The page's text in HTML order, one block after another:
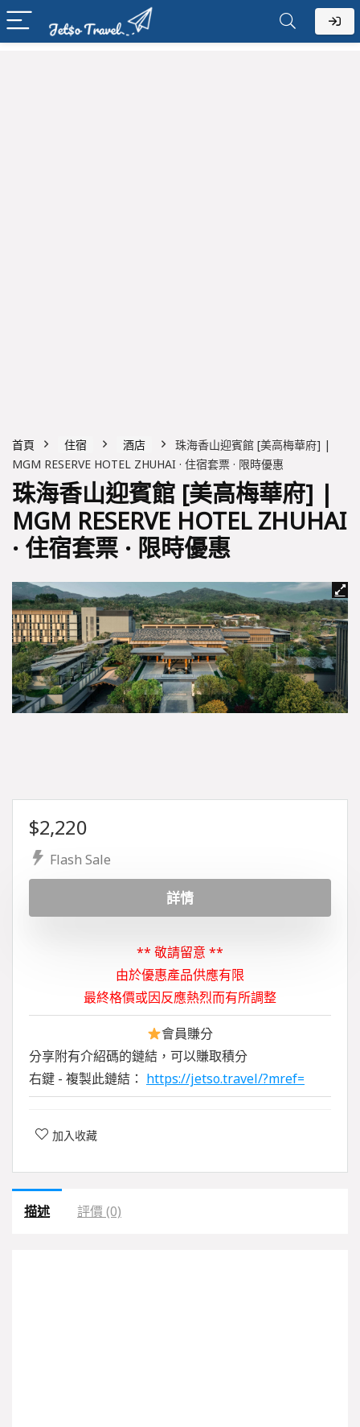
首頁 住宿 酒店
珠海香山迎賓館 [美高梅華府] |
MGM RESERVE HOTEL ZHUHAI · 住宿套票 · 限時優惠
珠海香山迎賓館 [美高梅華府] |
MGM RESERVE HOTEL ZHUHAI
· 住宿套票 · 限時優惠
$2,220
Flash Sale
詳情
** 敬請留意 **
由於優惠產品供應有限
最終格價或因反應熱烈而有所調整
會員賺分
分享附有介紹碼的鏈結，可以賺取積分
右鍵 - 複製此鏈結： https://jetso.travel/?mref=
加入收藏
描述 評價 (0)